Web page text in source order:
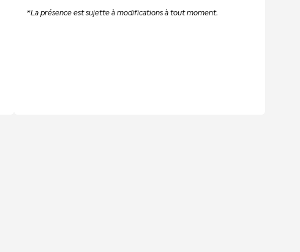
*La présence est sujette à modifications à tout moment.